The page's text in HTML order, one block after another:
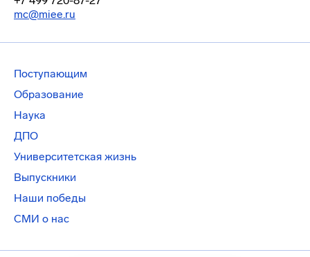
mc@miee.ru
Поступающим
Образование
Наука
ДПО
Университетская жизнь
Выпускники
Наши победы
СМИ о нас